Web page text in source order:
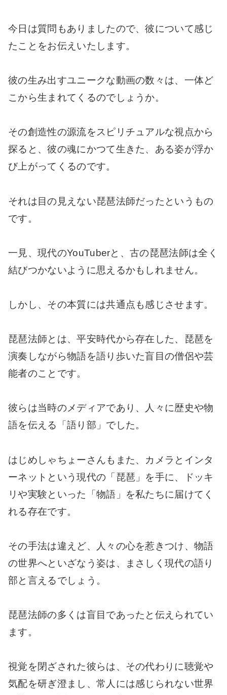
今日は質問もありましたので、彼について感じ
たことをお伝えいたします。
彼の生み出すユニークな動画の数々は、一体ど
こから生まれてくるのでしょうか。
その創造性の源流をスピリチュアルな視点から
探ると、彼の魂にかつて生きた、ある姿が浮か
び上がってくるのです。
それは目の見えない琵琶法師だったというもの
です。
一見、現代のYouTuberと、古の琵琶法師は全く
結びつかないように思えるかもしれません。
しかし、その本質には共通点も感じさせます。
琵琶法師とは、平安時代から存在した、琵琶を
演奏しながら物語を語り歩いた盲目の僧侶や芸
能者のことです。
彼らは当時のメディアであり、人々に歴史や物
語を伝える「語り部」でした。
はじめしゃちょーさんもまた、カメラとインタ
ーネットという現代の「琵琶」を手に、ドッキ
リや実験といった「物語」を私たちに届けてく
れる存在です。
その手法は違えど、人々の心を惹きつけ、物語
の世界へといざなう姿は、まさしく現代の語り
部と言えるでしょう。
琵琶法師の多くは盲目であったと伝えられてい
ます。
視覚を閉ざされた彼らは、その代わりに聴覚や
気配を研ぎ澄まし、常人には感じられない世界